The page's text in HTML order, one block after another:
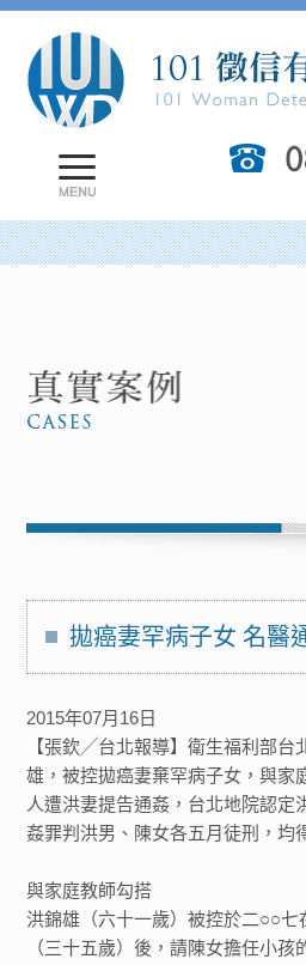
拋癌妻罕病子女 名醫
2015年07月16日
【張欽╱台北報導】衛生福利部台
雄，被控拋癌妻棄罕病子女，與家
人遭洪妻提告通姦，台北地院認定
姦罪判洪男、陳女各五月徒刑，均
與家庭教師勾搭
洪錦雄（六十一歲）被控於二○○
（三十五歲）後，請陳女擔任小